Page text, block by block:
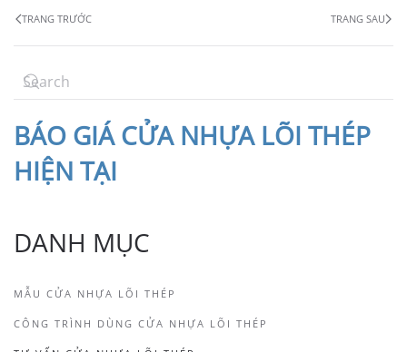
TRANG TRƯỚC TRANG SAU
BÁO GIÁ CỬA NHỰA LÕI THÉP
HIỆN TẠI
DANH MỤC
MẪU CỬA NHỰA LÕI THÉP
CÔNG TRÌNH DÙNG CỬA NHỰA LÕI THÉP